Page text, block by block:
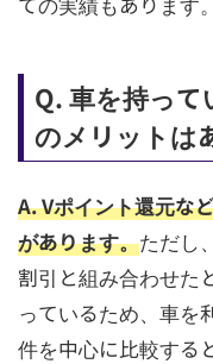
Q. 車を持って
のメリットは
A. Vポイント還元な
があります。ただし
割引と組み合わせた
っているため、車を
件を中心に比較する